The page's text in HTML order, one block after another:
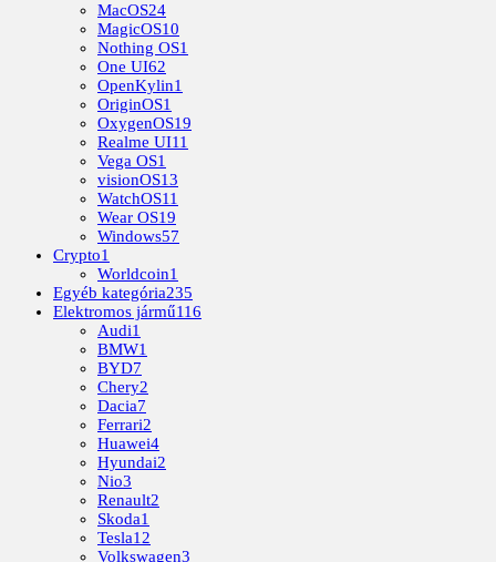
MacOS24
MagicOS10
Nothing OS1
One UI62
OpenKylin1
OriginOS1
OxygenOS19
Realme UI11
Vega OS1
visionOS13
WatchOS11
Wear OS19
Windows57
Crypto1
Worldcoin1
Egyéb kategória235
Elektromos jármű116
Audi1
BMW1
BYD7
Chery2
Dacia7
Ferrari2
Huawei4
Hyundai2
Nio3
Renault2
Skoda1
Tesla12
Volkswagen3